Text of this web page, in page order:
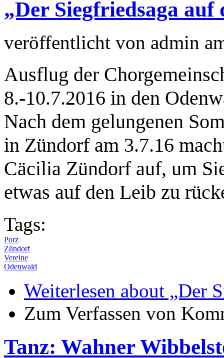
„Der Siegfriedsaga auf
veröffentlicht von admin
Ausflug der
8.-10.7.2016 in den
Nach dem gelungenen
in Zündorf am 3.7.16
Cäcilia Zündorf auf, um
etwas auf den Leib zu
Tags:
Porz
Zündorf
Vereine
Odenwald
Weiterlesen about „Der
Zum Verfassen von
Tanz: Wahner